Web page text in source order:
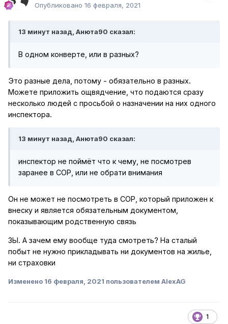
Опубликовано 16 февраля, 2021
13 минут назад, Анюта90 сказал:
В одном конверте, или в разных?
Это разные дела, потому - обязательно в разных.
Можете приложить ощвядчение, что подаются сразу
несколько людей с просьбой о назначении на них одного
инспектора.
13 минут назад, Анюта90 сказал:
инспектор не поймёт что к чему, не посмотрев
заранее в СОР, или не обрати внимания
Он не может не посмотреть в СОР, который приложен к
внеску и является обязательным документом,
показывающим родственную связь
ЗЫ. А зачем ему вообще туда смотреть? На сталый
побыт не нужно прикладывать ни документов на жилье,
ни страховки
Изменено 16 февраля, 2021 пользователем AlexAG
1